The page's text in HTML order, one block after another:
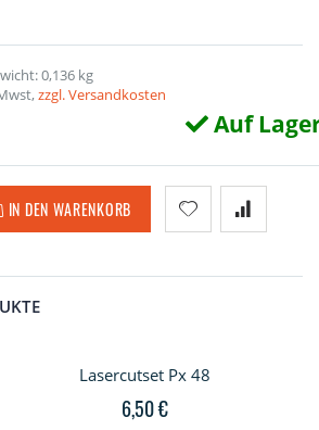
0,136 kg
zzgl. Versandkosten
Auf
IN DEN WARENKORB
Lasercutset Px 48
6,50 €